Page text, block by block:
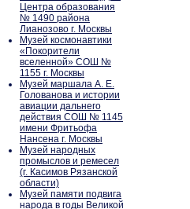
Центра образования
№ 1490 района
Лианозово г. Москвы
Музей космонавтики
«Покорители
вселенной» СОШ №
1155 г. Москвы
Музей маршала А. Е.
Голованова и истории
авиации дальнего
действия СОШ № 1145
имени Фритьофа
Нансена г. Москвы
Музей народных
промыслов и ремесел
(г. Касимов Рязанской
области)
Музей памяти подвига
народа в годы Великой